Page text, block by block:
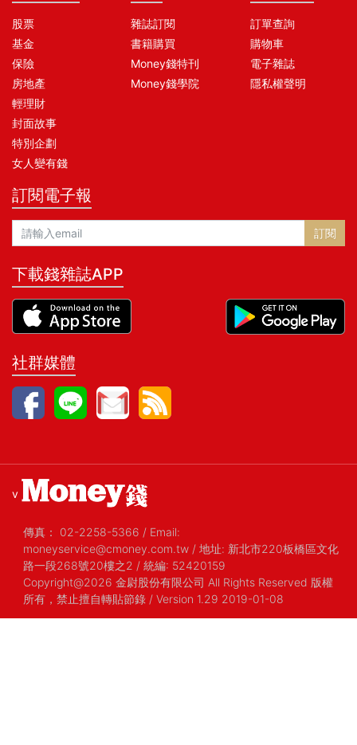
股票
基金
保險
房地產
輕理財
封面故事
特別企劃
女人變有錢
雜誌訂閱
書籍購買
Money錢特刊
Money錢學院
訂單查詢
購物車
電子雜誌
隱私權聲明
訂閱電子報
訂閱
下載錢雜誌APP
社群媒體
v
傳真： 02-2258-5366 / Email:
moneyservice@cmoney.com.tw / 地址: 新北市220板橋區文化
路一段268號20樓之2 / 統編: 52420159
Copyright@2026 金尉股份有限公司 All Rights Reserved 版權
所有，禁止擅自轉貼節錄 / Version 1.29 2019-01-08